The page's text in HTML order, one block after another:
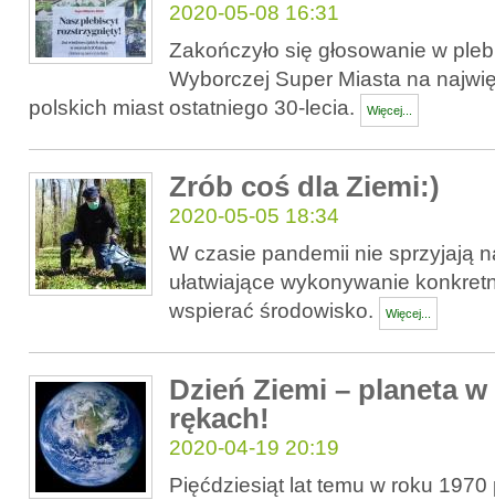
2020-05-08 16:31
Zakończyło się głosowanie w
Wyborczej Super Miasta na
polskich miast ostatniego 30-lecia.
Więcej...
Zrób coś dla Ziemi:)
2020-05-05 18:34
W czasie pandemii nie sprzyjają
ułatwiające wykonywanie
wspierać środowisko.
Więcej...
Dzień Ziemi – planeta
rękach!
2020-04-19 20:19
Pięćdziesiąt lat temu w roku